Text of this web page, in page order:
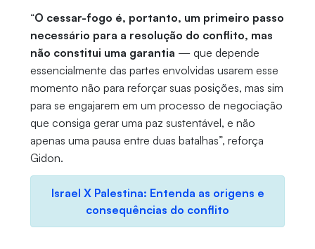
“O cessar-fogo é, portanto, um primeiro passo
necessário para a resolução do conflito, mas
não constitui uma garantia — que depende
essencialmente das partes envolvidas usarem esse
momento não para reforçar suas posições, mas sim
para se engajarem em um processo de negociação
que consiga gerar uma paz sustentável, e não
apenas uma pausa entre duas batalhas”, reforça
Gidon.
Israel X Palestina: Entenda as origens e
consequências do conflito